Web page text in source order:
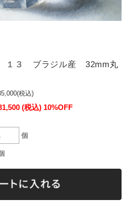
１３ ブラジル産 32mm丸
(税込)
(税込) 10%OFF
個